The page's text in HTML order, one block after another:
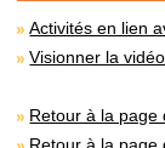
Activités en lien
Visionner la
Retour à la page